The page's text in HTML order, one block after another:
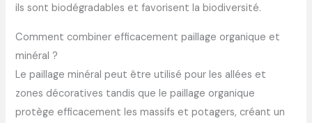
ils sont biodégradables et favorisent la biodiversité.
Comment combiner efficacement paillage organique et
minéral ?
Le paillage minéral peut être utilisé pour les allées et
zones décoratives tandis que le paillage organique
protège efficacement les massifs et potagers, créant un